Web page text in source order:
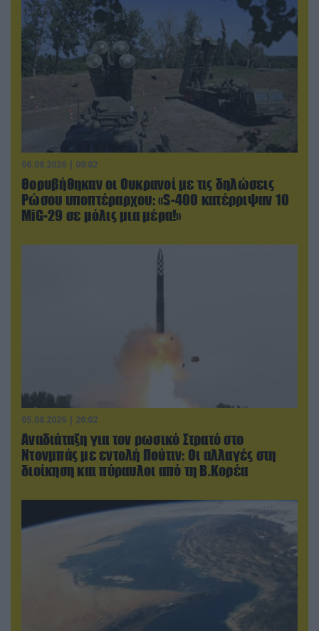
06.08.2026 | 00:02
Θορυβήθηκαν οι Ουκρανοί με τις δηλώσεις
Ρώσου υποπτέραρχου: «S-400 κατέρριψαν 10
MiG-29 σε μόλις μια μέρα!»
05.08.2026 | 20:02
Αναδιάταξη για τον ρωσικό Στρατό στο
Ντονμπάς με εντολή Πούτιν: Οι αλλαγές στη
διοίκηση και πύραυλοι από τη Β.Κορέα